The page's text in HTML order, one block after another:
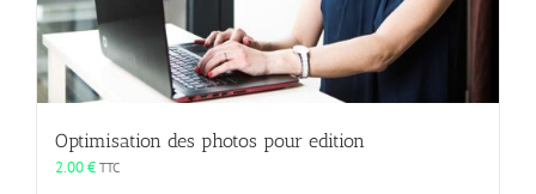
Optimisation des photos pour edition
2.00€ TTC